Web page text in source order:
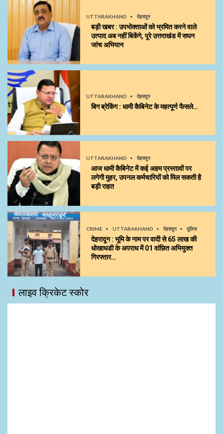
UTTARAKHAND देहरादून
बड़ी खबर : उपभोक्ताओं को भ्रमित करने वाले
उत्पाद अब नहीं बिकेंगे, पूरे उत्तराखंड में सघन
जांच अभियान
UTTARAKHAND देहरादून
बिग ब्रेकिंग : धामी कैबिनेट के महत्पूर्ण फैसले…
UTTARAKHAND देहरादून
आज धामी कैबिनेट में कई अहम प्रस्तावों पर
लगेगी मुहर, उपनल कर्मचारियों को मिल सकती है
बड़ी राहत
CRIME UTTARAKHAND देहरादून पुलिस
देहरादून : भूमि के नाम पर वादी से 65 लाख की
धोखाधडी के अपराध में 01 वांछित अभियुक्त
गिरफ्तार…
लाइव क्रिकेट स्कोर